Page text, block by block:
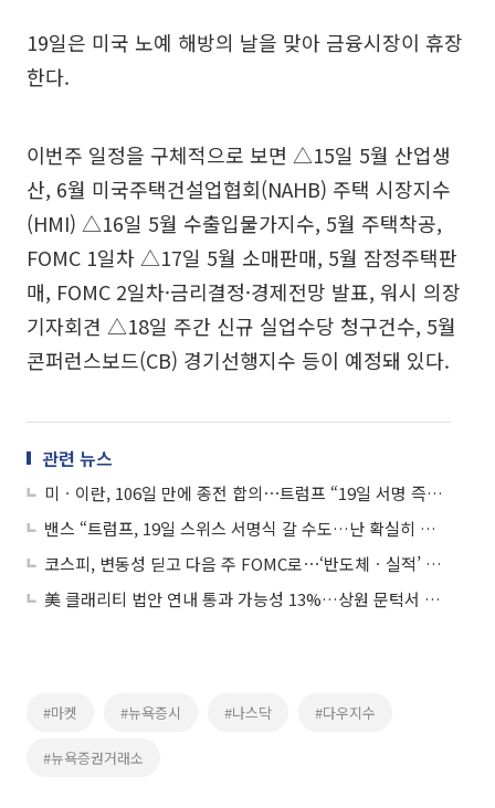
19일은 미국 노예 해방의 날을 맞아 금융시장이 휴장
한다.
이번주 일정을 구체적으로 보면 △15일 5월 산업생
산, 6월 미국주택건설업협회(NAHB) 주택 시장지수
(HMI) △16일 5월 수출입물가지수, 5월 주택착공,
FOMC 1일차 △17일 5월 소매판매, 5월 잠정주택판
매, FOMC 2일차·금리결정·경제전망 발표, 워시 의장
기자회견 △18일 주간 신규 실업수당 청구건수, 5월
콘퍼런스보드(CB) 경기선행지수 등이 예정돼 있다.
관련 뉴스
미ㆍ이란, 106일 만에 종전 합의⋯트럼프 “19일 서명 즉시 호르무즈 전면 개방”
밴스 “트럼프, 19일 스위스 서명식 갈 수도…난 확실히 참석”
코스피, 변동성 딛고 다음 주 FOMC로⋯‘반도체ㆍ실적’ 시험대 올라
美 클래리티 법안 연내 통과 가능성 13%…상원 문턱서 제동
#마켓 #뉴욕증시 #나스닥 #다우지수
#뉴욕증권거래소